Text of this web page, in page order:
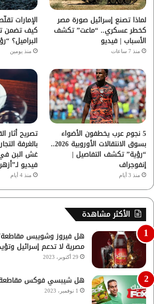
ا
م
لماذا تصنع إسرائيل صورة مصر
كخطر عسكري.. “ماعت” تكشف
الأسباب | فيديو
منذ 7 ساعات
الإمارات
كيف تضمن
البراميل؟
منذ يومين
5 نجوم عرب يخطفون الأضواء
بسوق الانتقالات الأوروبية 2026..
“رؤية” تكشف التفاصيل |
إنفوجراف
منذ 3 أيام
تصريح أثار
بالغرفة
غش البن في
فيديو
منذ 4 أيام
الأكثر مشاهدة
هل فيروز وشويبس
مصرية لا تدعم إسرائيل
29 أكتوبر، 2023
هل شيبسي فوكس
1 نوفمبر، 2023